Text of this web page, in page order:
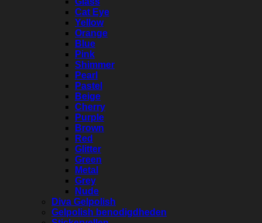
Cat Eye
Yellow
Orange
Blue
Pink
Shimmer
Pearl
Pastel
Beige
Cherry
Purple
Brown
Red
Glitter
Green
Metal
Grey
Nude
Diva Gelpolish
Gelpolish benodigdheden